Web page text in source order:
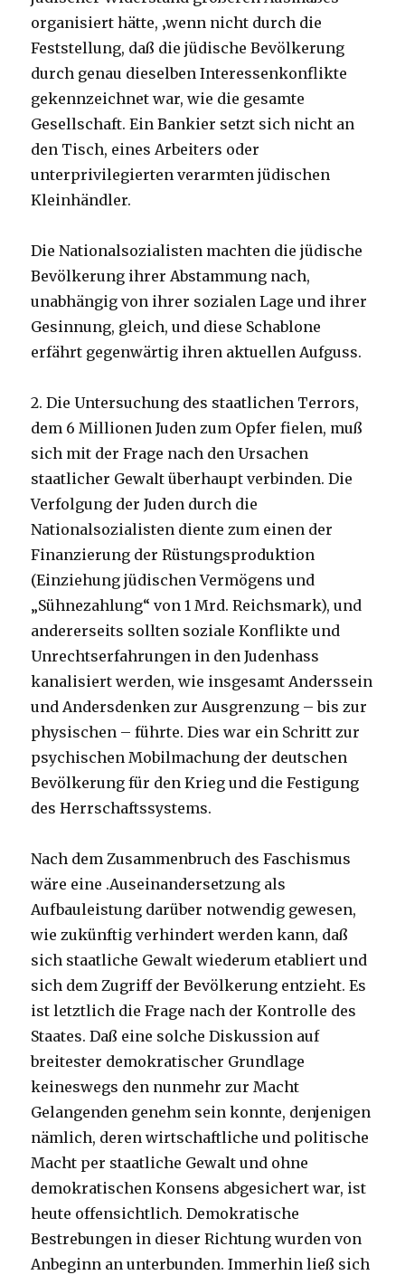
organisiert hätte, ‚wenn nicht durch die
Feststellung, daß die jüdische Bevölkerung
durch genau dieselben Interessenkonflikte
gekennzeichnet war, wie die gesamte
Gesellschaft. Ein Bankier setzt sich nicht an
den Tisch, eines Arbeiters oder
unterprivilegierten verarmten jüdischen
Kleinhändler.
Die Nationalsozialisten machten die jüdische
Bevölkerung ihrer Abstammung nach,
unabhängig von ihrer sozialen Lage und ihrer
Gesinnung, gleich, und diese Schablone
erfährt gegenwärtig ihren aktuellen Aufguss.
2. Die Untersuchung des staatlichen Terrors,
dem 6 Millionen Juden zum Opfer fielen, muß
sich mit der Frage nach den Ursachen
staatlicher Gewalt überhaupt verbinden. Die
Verfolgung der Juden durch die
Nationalsozialisten diente zum einen der
Finanzierung der Rüstungsproduktion
(Einziehung jüdischen Vermögens und
„Sühnezahlung“ von 1 Mrd. Reichsmark), und
andererseits sollten soziale Konflikte und
Unrechtserfahrungen in den Judenhass
kanalisiert werden, wie insgesamt Anderssein
und Andersdenken zur Ausgrenzung – bis zur
physischen – führte. Dies war ein Schritt zur
psychischen Mobilmachung der deutschen
Bevölkerung für den Krieg und die Festigung
des Herrschaftssystems.
Nach dem Zusammenbruch des Faschismus
wäre eine .Auseinandersetzung als
Aufbauleistung darüber notwendig gewesen,
wie zukünftig verhindert werden kann, daß
sich staatliche Gewalt wiederum etabliert und
sich dem Zugriff der Bevölkerung entzieht. Es
ist letztlich die Frage nach der Kontrolle des
Staates. Daß eine solche Diskussion auf
breitester demokratischer Grundlage
keineswegs den nunmehr zur Macht
Gelangenden genehm sein konnte, denjenigen
nämlich, deren wirtschaftliche und politische
Macht per staatliche Gewalt und ohne
demokratischen Konsens abgesichert war, ist
heute offensichtlich. Demokratische
Bestrebungen in dieser Richtung wurden von
Anbeginn an unterbunden. Immerhin ließ sich